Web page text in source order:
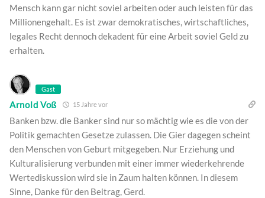
Mensch kann gar nicht soviel arbeiten oder auch leisten für das
Millionengehalt. Es ist zwar demokratisches, wirtschaftliches,
legales Recht dennoch dekadent für eine Arbeit soviel Geld zu
erhalten.
Gast
Arnold Voß 15 Jahre vor
Banken bzw. die Banker sind nur so mächtig wie es die von der
Politik gemachten Gesetze zulassen. Die Gier dagegen scheint
den Menschen von Geburt mitgegeben. Nur Erziehung und
Kulturalisierung verbunden mit einer immer wiederkehrende
Wertediskussion wird sie in Zaum halten können. In diesem
Sinne, Danke für den Beitrag, Gerd.